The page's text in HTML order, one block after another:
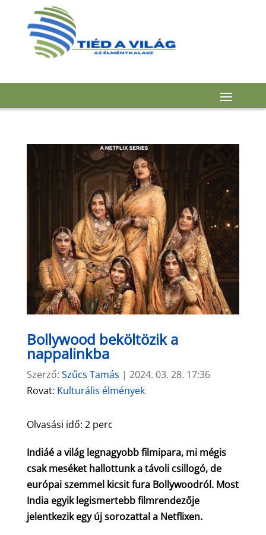
Bollywood beköltözik a
nappalinkba
Szerző: Szűcs Tamás | 2024. 03. 28. 17:36
Rovat: Kulturális élmények
Olvasási idő: 2 perc
Indiáé a világ legnagyobb filmipara, mi mégis
csak meséket hallottunk a távoli csillogó, de
európai szemmel kicsit fura Bollywoodról. Most
India egyik legismertebb filmrendezője
jelentkezik egy új sorozattal a Netflixen.